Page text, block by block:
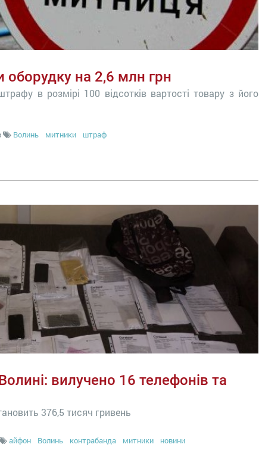
оборудку на 2,6 млн грн
в розмірі 100 відсотків вартості товару з його
Волинь митники штраф
вилучено 16 телефонів та
376,5 тисяч гривень
айфон Волинь контрабанда митники новини